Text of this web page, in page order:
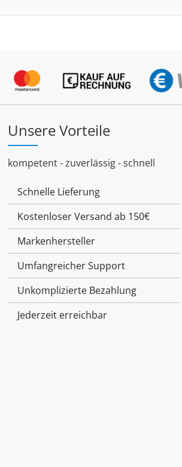
Unsere Vorteile
kompetent - zuverlässig - schnell
Schnelle Lieferung
Kostenloser Versand ab 150€
Markenhersteller
Umfangreicher Support
Unkomplizierte Bezahlung
Jederzeit erreichbar